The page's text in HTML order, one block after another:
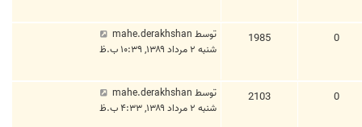
0
1985 توسط mahe.derakhshan
شنبه ۲ مرداد ۱۳۸۹, ۱۰:۳۹ ب.ظ
0
2103 توسط mahe.derakhshan
شنبه ۲ مرداد ۱۳۸۹, ۴:۳۳ ب.ظ